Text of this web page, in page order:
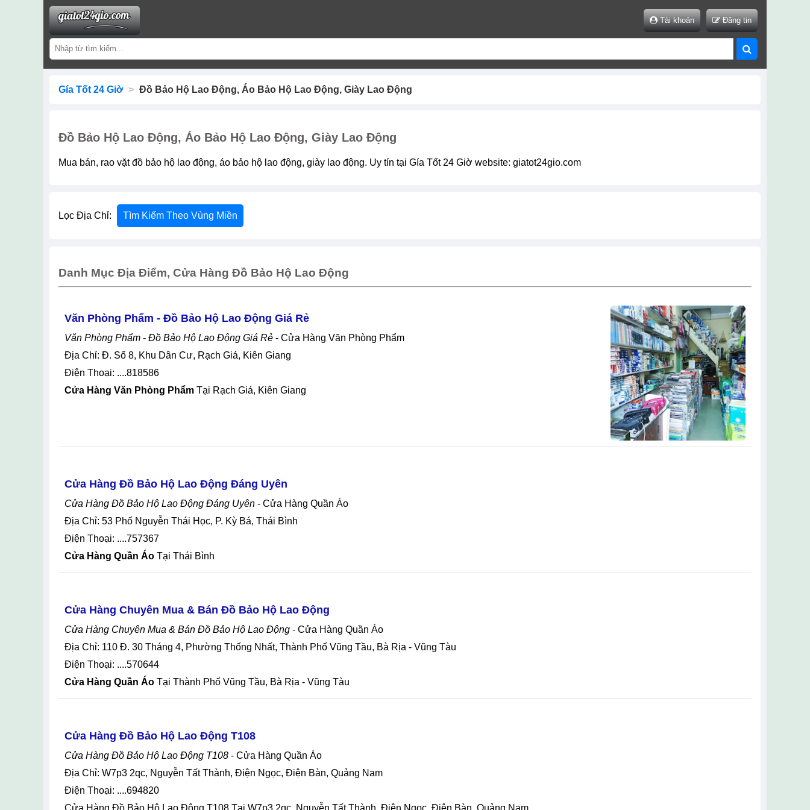
Tài khoản Đăng tin
Gía Tốt 24 Giờ > Đồ Bảo Hộ Lao Động, Áo Bảo Hộ Lao Động, Giày Lao Động
Đồ Bảo Hộ Lao Động, Áo Bảo Hộ Lao Động, Giày Lao Động
Mua bán, rao vặt đồ bảo hộ lao động, áo bảo hộ lao động, giày lao động. Uy tín tại Gía Tốt 24 Giờ website: giatot24gio.com
Lọc Địa Chỉ: Tìm Kiếm Theo Vùng Miền
Danh Mục Địa Điểm, Cửa Hàng Đồ Bảo Hộ Lao Động
Văn Phòng Phẩm - Đồ Bảo Hộ Lao Động Giá Rẻ
Văn Phòng Phẩm - Đồ Bảo Hộ Lao Động Giá Rẻ - Cửa Hàng Văn Phòng Phẩm
Địa Chỉ: Đ. Số 8, Khu Dân Cư, Rạch Giá, Kiên Giang
Điện Thoại: ....818586
Cửa Hàng Văn Phòng Phẩm Tại Rạch Giá, Kiên Giang
Cửa Hàng Đồ Bảo Hộ Lao Động Đáng Uyên
Cửa Hàng Đồ Bảo Hộ Lao Động Đáng Uyên - Cửa Hàng Quần Áo
Địa Chỉ: 53 Phố Nguyễn Thái Học, P. Kỳ Bá, Thái Bình
Điện Thoại: ....757367
Cửa Hàng Quần Áo Tại Thái Bình
Cửa Hàng Chuyên Mua & Bán Đồ Bảo Hộ Lao Động
Cửa Hàng Chuyên Mua & Bán Đồ Bảo Hộ Lao Động - Cửa Hàng Quần Áo
Địa Chỉ: 110 Đ. 30 Tháng 4, Phường Thống Nhất, Thành Phố Vũng Tầu, Bà Rịa - Vũng Tàu
Điện Thoại: ....570644
Cửa Hàng Quần Áo Tại Thành Phố Vũng Tầu, Bà Rịa - Vũng Tàu
Cửa Hàng Đồ Bảo Hộ Lao Động T108
Cửa Hàng Đồ Bảo Hộ Lao Động T108 - Cửa Hàng Quần Áo
Địa Chỉ: W7p3 2qc, Nguyễn Tất Thành, Điện Ngọc, Điện Bàn, Quảng Nam
Điện Thoại: ....694820
Cửa Hàng Đồ Bảo Hộ Lao Động T108 Tại W7p3 2qc, Nguyễn Tất Thành, Điện Ngọc, Điện Bàn, Quảng Nam